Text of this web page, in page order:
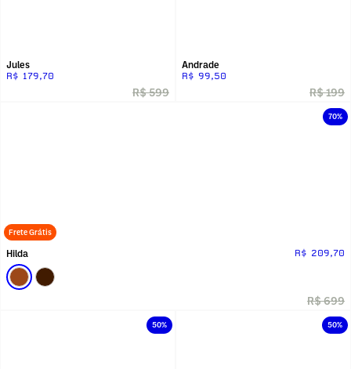
Jules
R$ 179,70
R$ 599
70%
Frete Grátis
Hilda R$ 209,70
R$ 699
Andrade
R$ 99,50
R$ 199
50% 50%